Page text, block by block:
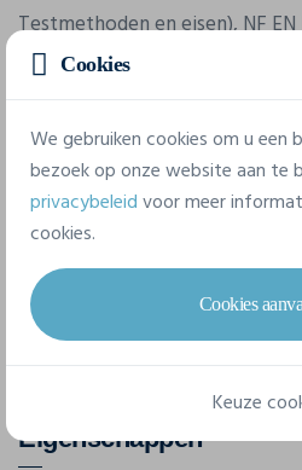
Testmethoden en eisen), NF EN
Industriële was- en
van werkkleding): Professioneel
Geweven merketiket.
norm NF EN 17353. Piqué
gekamd katoen en gerecycled
Eigenschappen
Cookies
We gebruiken cookies om u een
bezoek op onze website aan te
privacybeleidvoor meer
cookies.
Cookies
Keuze